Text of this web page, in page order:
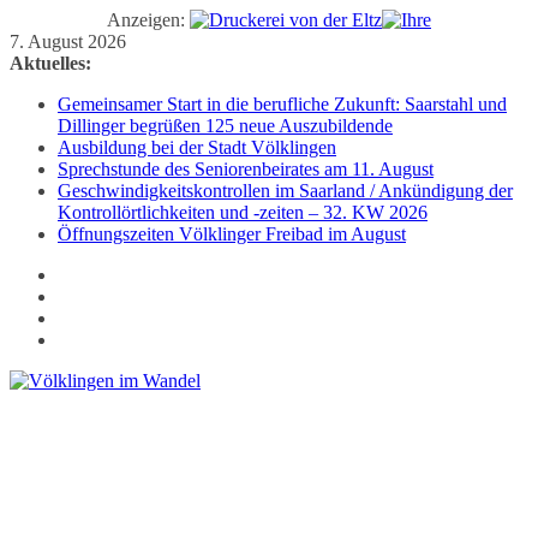
Anzeigen:
Zum
Inhalt
7. August 2026
Aktuelles:
Gemeinsamer Start in die berufliche Zukunft: Saarstahl und
Dillinger begrüßen 125 neue Auszubildende
Ausbildung bei der Stadt Völklingen
Sprechstunde des Seniorenbeirates am 11. August
Geschwindigkeitskontrollen im Saarland / Ankündigung der
Kontrollörtlichkeiten und -zeiten – 32. KW 2026
Öffnungszeiten Völklinger Freibad im August